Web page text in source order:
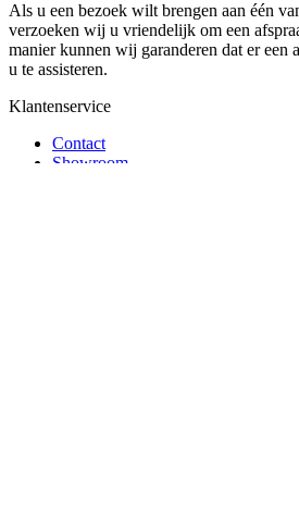
Als u een bezoek wilt brengen aan één
verzoeken wij u vriendelijk om een
manier kunnen wij garanderen dat er een
u te assisteren.
Klantenservice
Contact
Showroom